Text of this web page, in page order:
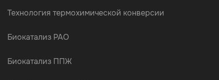
Технология термохимической конверсии
Биокатализ РАО
Биокатализ ППЖ